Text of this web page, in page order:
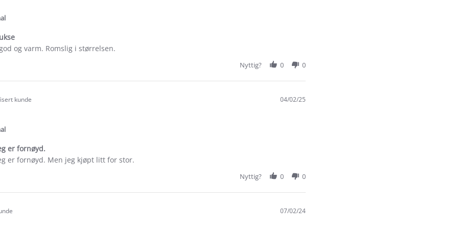
og varm. Romslig i størrelsen.
Nyttig? 0 0
kunde 04/02/25
er fornøyd.
er fornøyd. Men jeg kjøpt litt for stor.
Nyttig? 0 0
07/02/24